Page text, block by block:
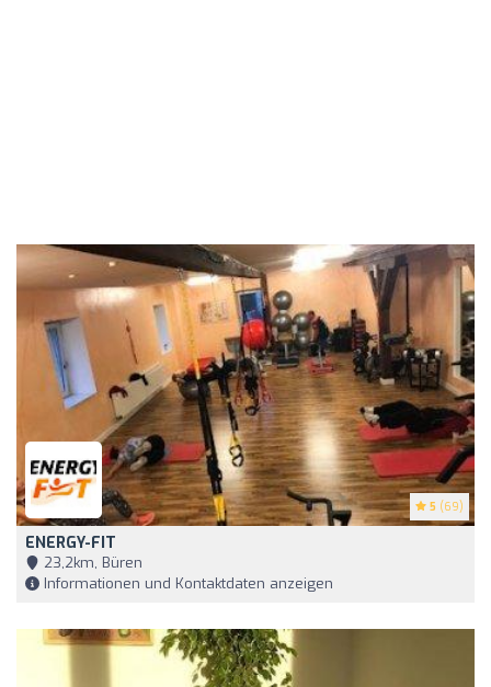
5 (69)
ENERGY-FIT
23,2km, Büren
Informationen und Kontaktdaten anzeigen